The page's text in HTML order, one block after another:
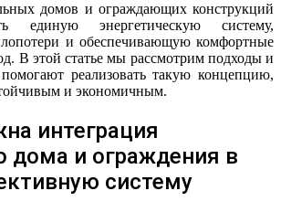
домов и ограждающих конструкций
единую энергетическую систему,
и обеспечивающую комфортные
В этой статье мы рассмотрим подходы и
реализовать такую концепцию,
и экономичным.
интеграция
дома и ограждения в
систему